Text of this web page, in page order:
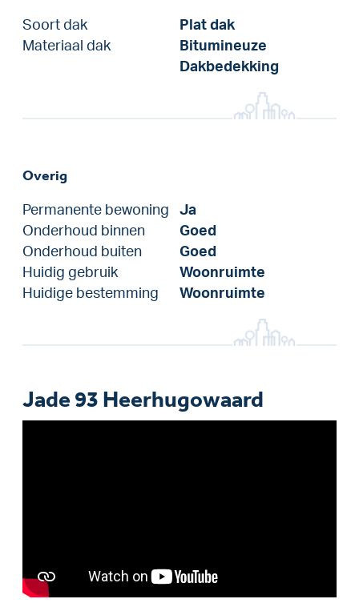
Soort dak
Plat dak
Materiaal dak
Bitumineuze
Dakbedekking
Overig
Permanente bewoning
Ja
Onderhoud binnen
Goed
Onderhoud buiten
Goed
Huidig gebruik
Woonruimte
Huidige bestemming
Woonruimte
Jade 93 Heerhugowaard